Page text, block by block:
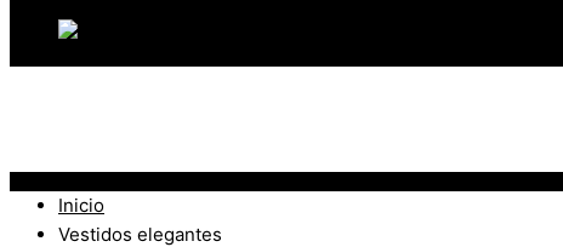
Inicio
Vestidos elegantes